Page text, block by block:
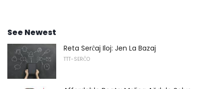
See Newest
Reta Serĉaj Iloj: Jen La Bazaj
TTT-SERĈO